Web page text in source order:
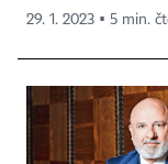
29. 1. 2023 ▪ 5 min.